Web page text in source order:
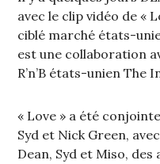
avec le clip vidéo de «
ciblé marché états-
est une collaboration
R’n’B états-unien The
« Love » a été
Syd et Nick Green,
Dean, Syd et Miso,